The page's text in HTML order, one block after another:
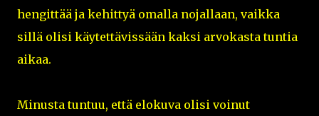
hengittää ja kehittyä omalla nojallaan, vaikka
sillä olisi käytettävissään kaksi arvokasta tuntia
aikaa.
Minusta tuntuu, että elokuva olisi voinut